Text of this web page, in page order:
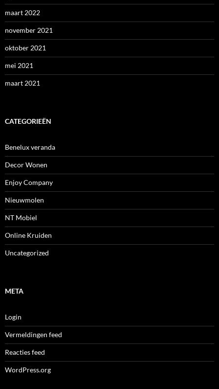
maart 2022
november 2021
oktober 2021
mei 2021
maart 2021
CATEGORIEËN
Benelux veranda
Decor Wonen
Enjoy Company
Nieuwmolen
NT Mobiel
Online Kruiden
Uncategorized
META
Login
Vermeldingen feed
Reacties feed
WordPress.org